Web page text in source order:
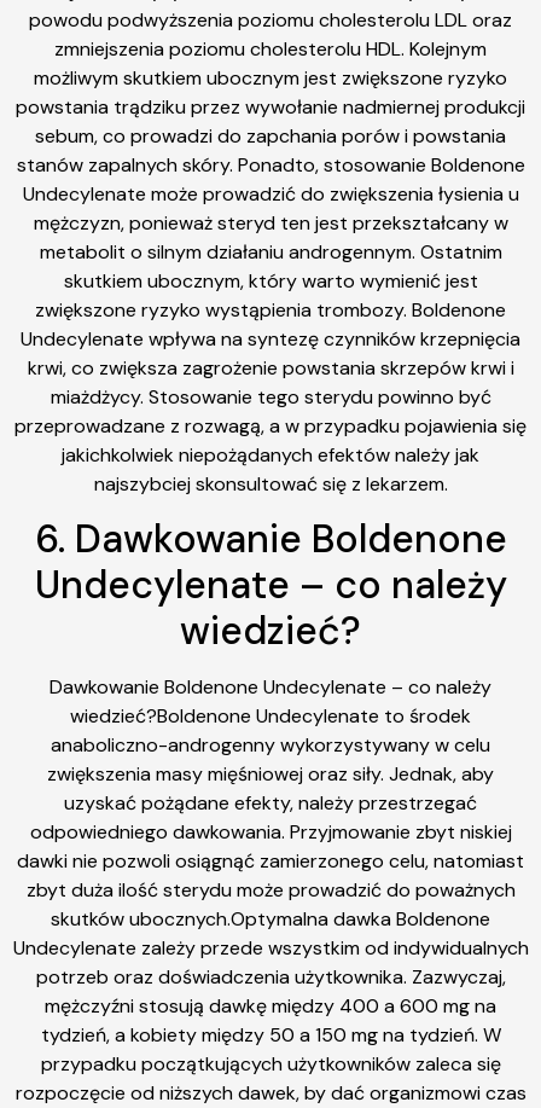
powodu podwyższenia poziomu cholesterolu LDL oraz
zmniejszenia poziomu cholesterolu HDL. Kolejnym
możliwym skutkiem ubocznym jest zwiększone ryzyko
powstania trądziku przez wywołanie nadmiernej produkcji
sebum, co prowadzi do zapchania porów i powstania
stanów zapalnych skóry. Ponadto, stosowanie Boldenone
Undecylenate może prowadzić do zwiększenia łysienia u
mężczyzn, ponieważ steryd ten jest przekształcany w
metabolit o silnym działaniu androgennym. Ostatnim
skutkiem ubocznym, który warto wymienić jest
zwiększone ryzyko wystąpienia trombozy. Boldenone
Undecylenate wpływa na syntezę czynników krzepnięcia
krwi, co zwiększa zagrożenie powstania skrzepów krwi i
miażdżycy. Stosowanie tego sterydu powinno być
przeprowadzane z rozwagą, a w przypadku pojawienia się
jakichkolwiek niepożądanych efektów należy jak
najszybciej skonsultować się z lekarzem.
6. Dawkowanie Boldenone
Undecylenate – co należy
wiedzieć?
Dawkowanie Boldenone Undecylenate – co należy
wiedzieć?Boldenone Undecylenate to środek
anaboliczno-androgenny wykorzystywany w celu
zwiększenia masy mięśniowej oraz siły. Jednak, aby
uzyskać pożądane efekty, należy przestrzegać
odpowiedniego dawkowania. Przyjmowanie zbyt niskiej
dawki nie pozwoli osiągnąć zamierzonego celu, natomiast
zbyt duża ilość sterydu może prowadzić do poważnych
skutków ubocznych.Optymalna dawka Boldenone
Undecylenate zależy przede wszystkim od indywidualnych
potrzeb oraz doświadczenia użytkownika. Zazwyczaj,
mężczyźni stosują dawkę między 400 a 600 mg na
tydzień, a kobiety między 50 a 150 mg na tydzień. W
przypadku początkujących użytkowników zaleca się
rozpoczęcie od niższych dawek, by dać organizmowi czas